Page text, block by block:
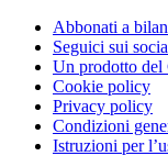
Abbonati a
Seguici sui
Un prodotto
Cookie policy
Privacy policy
Condizioni
Istruzioni per